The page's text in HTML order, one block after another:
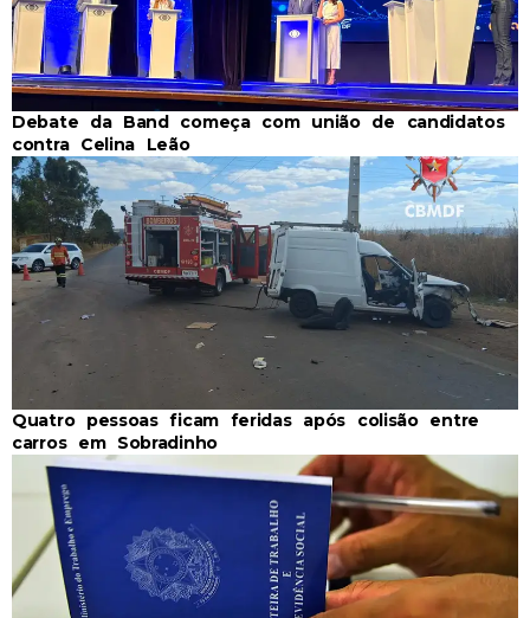
Debate da Band começa com união de candidatos
contra Celina Leão
Quatro pessoas ficam feridas após colisão entre
carros em Sobradinho